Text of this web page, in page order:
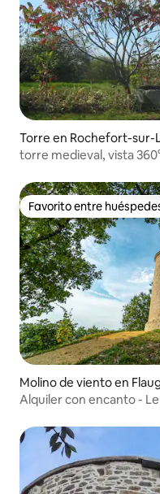
Torre en Rochefort-sur-
torre medieval, vista
Favorito entre
Favorito entre
Molino de viento en
Alquiler con encanto -